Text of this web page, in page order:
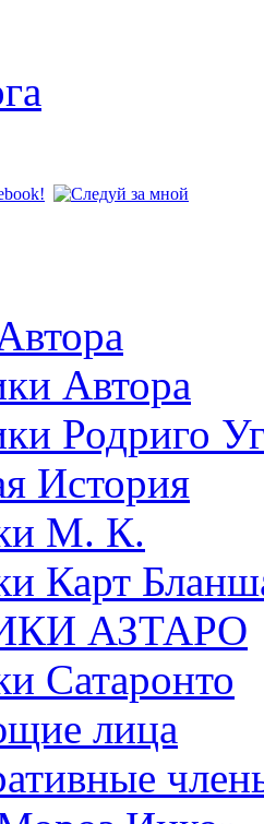
Автора
Родриго
История
М. К.
Карт
АЗТАРО
Сатаронто
лица